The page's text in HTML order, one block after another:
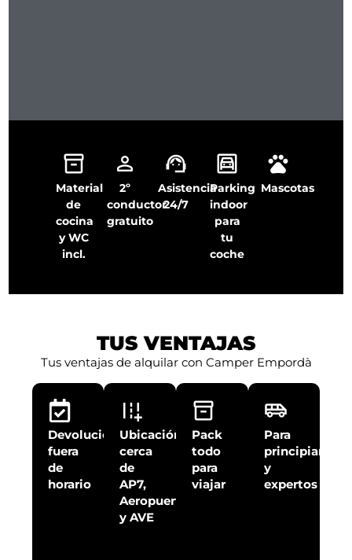
Material
de
cocina
y WC
incl.
2º
conductor
gratuito
Asistencia
24/7
Parking
indoor
para
tu
coche
Mascotas
TUS VENTAJAS
Tus ventajas de alquilar con Camper Empordà
Devolución
fuera
de
horario
Ubicación
cerca
de
AP7,
Aeropuerto
y AVE
Pack
todo
para
viajar
Para
principiantes
y
expertos